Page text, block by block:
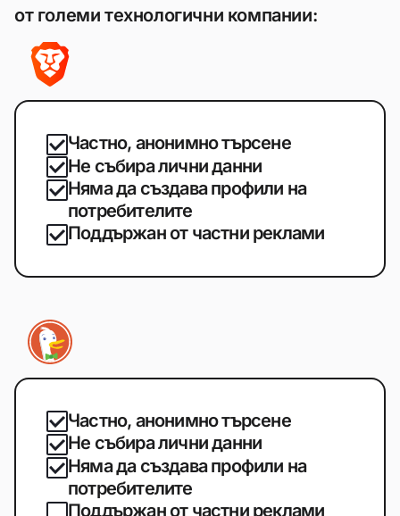
от големи технологични компании:
Частно, анонимно търсене
Не събира лични данни
Няма да създава профили на
потребителите
Поддържан от частни реклами
Частно, анонимно търсене
Не събира лични данни
Няма да създава профили на
потребителите
Поддържан от частни реклами